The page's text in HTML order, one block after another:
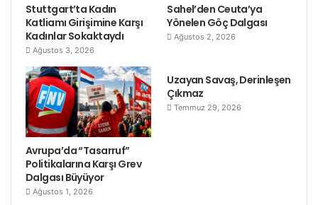
Stuttgart’ta Kadın
Katliamı Girişimine Karşı
Kadınlar Sokaktaydı
Ağustos 3, 2026
Sahel’den Ceuta’ya
Yönelen Göç Dalgası
Ağustos 2, 2026
Avrupa’da “Tasarruf”
Politikalarına Karşı Grev
Dalgası Büyüyor
Ağustos 1, 2026
Uzayan Savaş, Derinleşen
Çıkmaz
Temmuz 29, 2026